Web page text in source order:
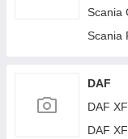
Scania
Scania
DAF
DAF
DAF